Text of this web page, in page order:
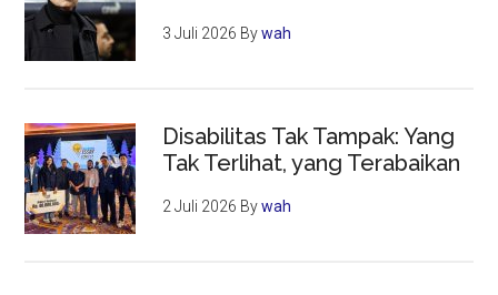
3 Juli 2026 Bywah
Disabilitas Tak Tampak: Yang
Tak Terlihat, yang Terabaikan
2 Juli 2026 Bywah